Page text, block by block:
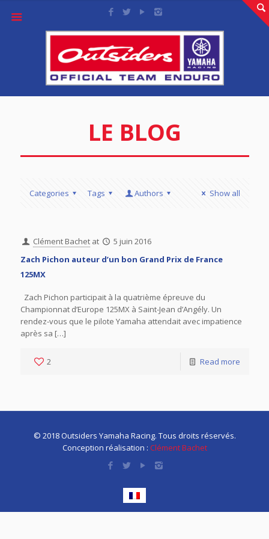
LE BLOG
Categories Tags Authors Show all
Clément Bachet at
5 juin 2016
Zach Pichon auteur d’un bon Grand Prix de France
125MX
Zach Pichon participait à la quatrième épreuve du
Championnat d’Europe 125MX à Saint-Jean d’Angély. Un
rendez-vous que le pilote Yamaha attendait avec impatience
après sa […]
2 Read more
© 2018 Outsiders Yamaha Racing. Tous droits réservés.
Conception réalisation : Clément Bachet